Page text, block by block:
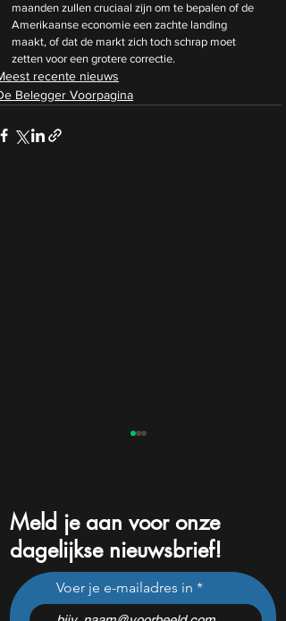
maanden zullen cruciaal zijn om te bepalen of de
Amerikaanse economie een zachte landing
maakt, of dat de markt zich toch schrap moet
zetten voor een grotere correctie.
recente nieuws
Belegger Voorpagina
Cathie Wood koopt nu
massaal de dip van dit AI-
aandeel
Meld je aan voor onze
dagelijkse nieuwsbrief!
Voer je e-mailadres in